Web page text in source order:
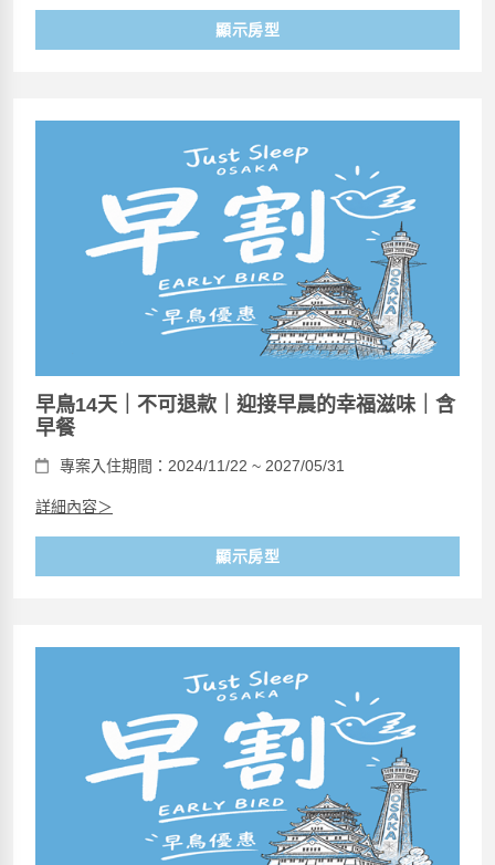
顯示房型
早鳥14天｜不可退款｜迎接早晨的幸福滋味｜含
早餐
專案入住期間：2024/11/22 ~ 2027/05/31
詳細內容＞
顯示房型